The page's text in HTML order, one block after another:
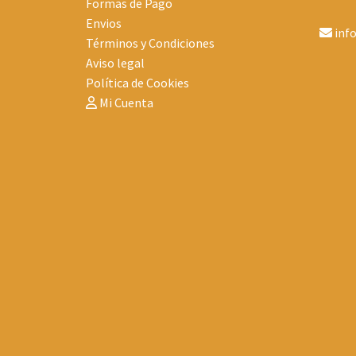
Envios
Términos y Condiciones
Aviso legal
Política de Cookies
Mi Cuenta